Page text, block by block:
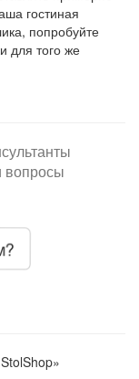
гостиная
попробуйте
для того же
вопросы